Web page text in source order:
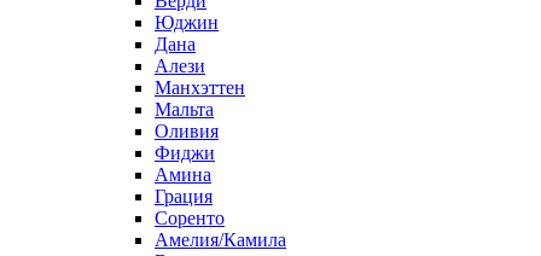
Юджин
Дана
Алези
Манхэттен
Мальта
Оливия
Фиджи
Амина
Грация
Соренто
Амелия/Камила